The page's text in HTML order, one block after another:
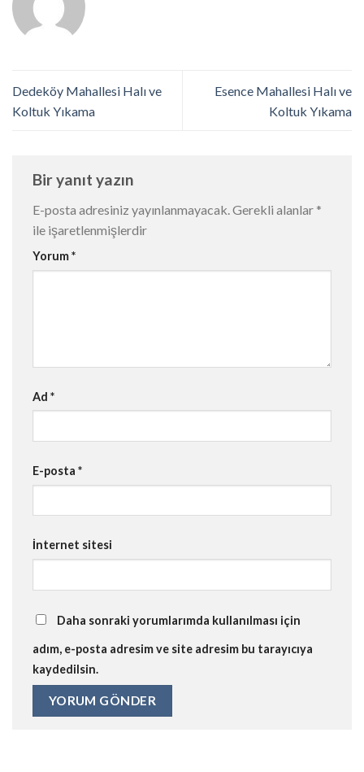
Dedeköy Mahallesi Halı ve
Koltuk Yıkama
Esence Mahallesi Halı ve
Koltuk Yıkama
Bir yanıt yazın
E-posta adresiniz yayınlanmayacak.Gerekli alanlar *
ile işaretlenmişlerdir
Yorum*
Ad *
E-posta *
İnternet sitesi
Daha sonraki yorumlarımda kullanılması için
adım, e-posta adresim ve site adresim bu tarayıcıya
kaydedilsin.